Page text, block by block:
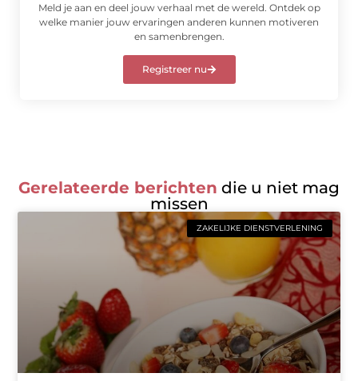
Meld je aan en deel jouw verhaal met de wereld. Ontdek op
welke manier jouw ervaringen anderen kunnen motiveren
en samenbrengen.
Registreer nu
Gerelateerde berichten die u niet mag
missen
ZAKELIJKE DIENSTVERLENING